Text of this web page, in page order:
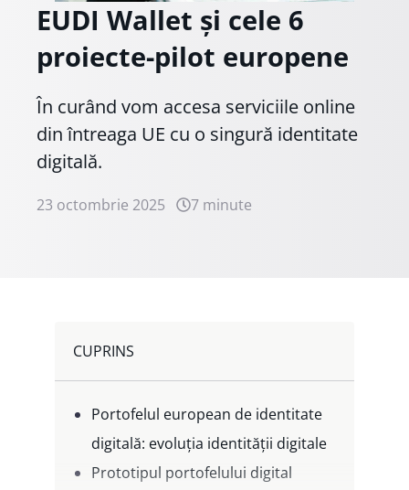
EUDI Wallet și cele 6
proiecte-pilot europene
În curând vom accesa serviciile online
din întreaga UE cu o singură identitate
digitală.
23 octombrie 2025 7 minute
CUPRINS
Portofelul european de identitate
digitală: evoluția identității digitale
Prototipul portofelului digital